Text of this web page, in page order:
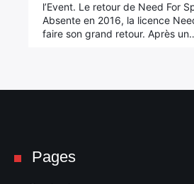
l’Event. Le retour de Need For
Absente en 2016, la licence
faire son grand retour. Après
Pages